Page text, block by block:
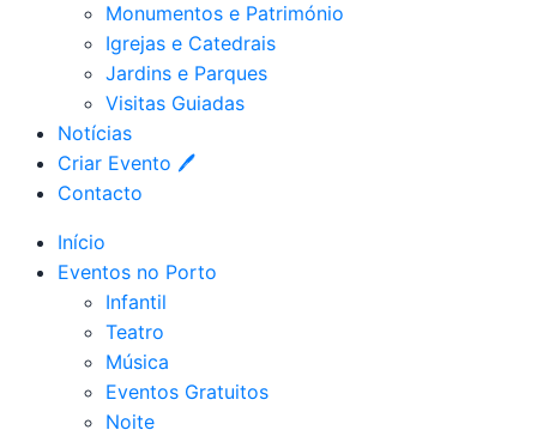
Monumentos e Património
Igrejas e Catedrais
Jardins e Parques
Visitas Guiadas
Notícias
Criar Evento 🖊
Contacto
Início
Eventos no Porto
Infantil
Teatro
Música
Eventos Gratuitos
Noite